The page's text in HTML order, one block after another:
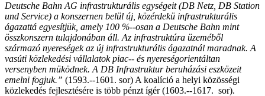
Deutsche Bahn AG infrastrukturális egységeit (DB Netz, DB Station
und Service) a konszernen belül új, közérdekü infrastrukturális
ágazattá egyesítjük, amely 100 %-­‐osan a Deutsche Bahn mint
összkonszern tulajdonában áll. Az infrastruktúra üzeméből
származó nyereségek az új infrastrukturális ágazatnál maradnak. A
vasúti közlekedési vállalatok piac-­‐ és nyereségorientáltan
versenyben müködnek. A DB Infrastruktur beruházási eszközeit
emelni fogjuk.” (1593.-­‐1601. sor) A koalíció a helyi közösségi
közlekedés fejlesztésére is több pénzt ígér (1603.-­‐1617. sor).